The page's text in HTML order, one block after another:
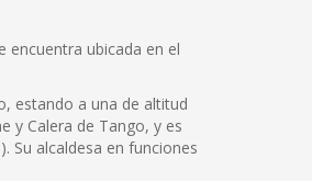
encuentra ubicada en el
estando a una de altitud
y Calera de Tango, y es
Su alcaldesa en funciones